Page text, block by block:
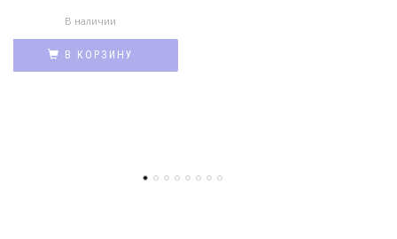
В наличии
В КОРЗИНУ